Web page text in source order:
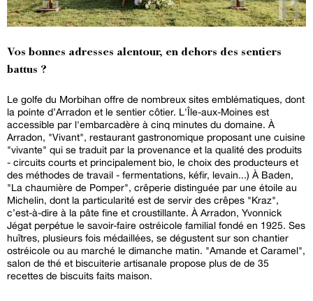
Vos bonnes adresses alentour, en dehors des sentiers
battus ?
Le golfe du Morbihan offre de nombreux sites emblématiques, dont
la pointe d’Arradon et le sentier côtier. L'Île-aux-Moines est
accessible par l'embarcadère à cinq minutes du domaine. À
Arradon, "Vivant", restaurant gastronomique proposant une cuisine
"vivante" qui se traduit par la provenance et la qualité des produits
- circuits courts et principalement bio, le choix des producteurs et
des méthodes de travail - fermentations, kéfir, levain...) À Baden,
"La chaumière de Pomper", crêperie distinguée par une étoile au
Michelin, dont la particularité est de servir des crêpes "Kraz",
c’est-à-dire à la pâte fine et croustillante. À Arradon, Yvonnick
Jégat perpétue le savoir-faire ostréicole familial fondé en 1925. Ses
huîtres, plusieurs fois médaillées, se dégustent sur son chantier
ostréicole ou au marché le dimanche matin. "Amande et Caramel",
salon de thé et biscuiterie artisanale propose plus de de 35
recettes de biscuits faits maison.